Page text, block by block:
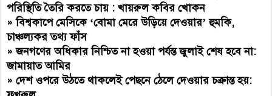
পরিস্থিতি তৈরি করতে চায় : খায়রুল কবির খোকন
»বিশ্বকাপে মেসিকে ‘বোমা মেরে উড়িয়ে দেওয়ার’ হুমকি,
চাঞ্চল্যকর তথ্য ফাঁস
»জনগণের অধিকার নিশ্চিত না হওয়া পর্যন্ত জুলাই শেষ হবে না:
জামায়াত আমির
»দেশ ওপরে উঠতে থাকলেই পেছনে ঠেলে দেওয়ার চক্রান্ত হয়: